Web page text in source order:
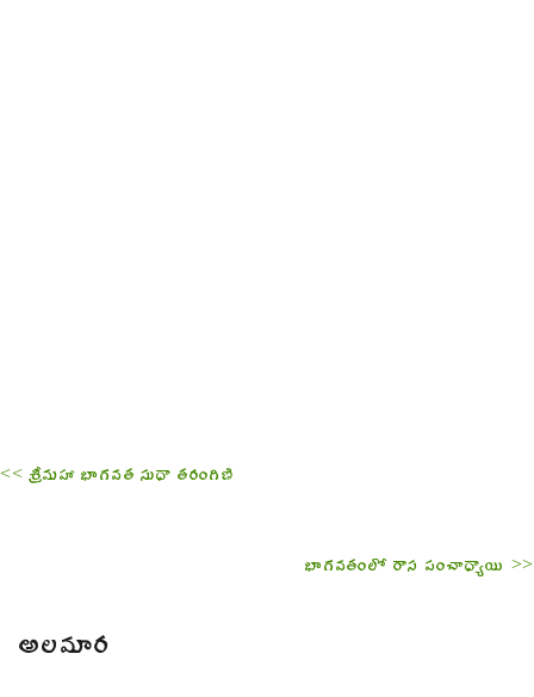
<< శ్రీమహా భాగవత సుధా తరంగిణి
భాగవతంలో రాస పంచాధ్యాయి >>
అలమార